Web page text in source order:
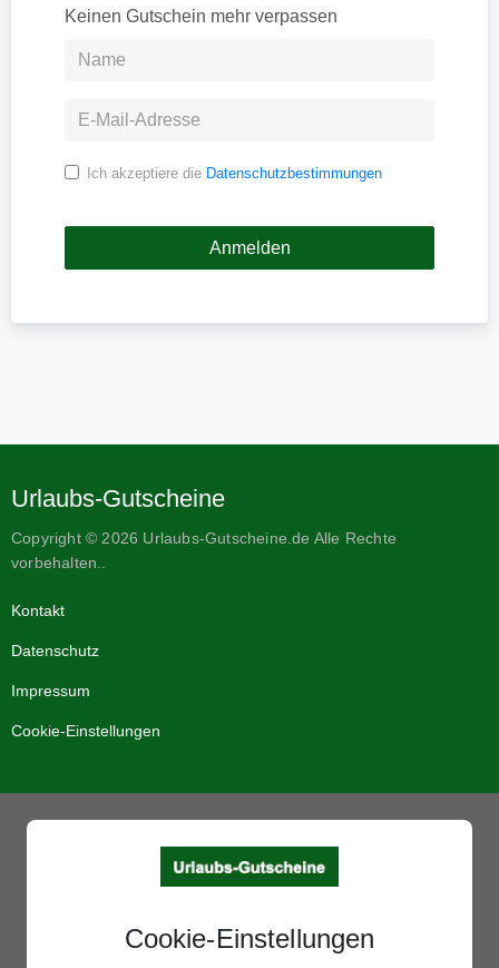
Keinen Gutschein mehr verpassen
Ich akzeptiere die Datenschutzbestimmungen
Urlaubs-Gutscheine
Copyright © 2026 Urlaubs-Gutscheine.de Alle Rechte
vorbehalten..
Kontakt
Datenschutz
Impressum
Cookie-Einstellungen
Cookie-Einstellungen